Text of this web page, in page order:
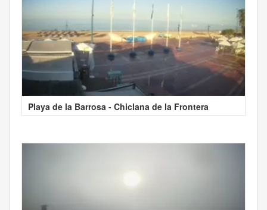
Playa de la Barrosa - Chiclana de la Frontera